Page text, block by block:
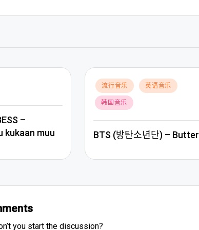
–
kukaan muu
Posted
in
流行音乐 英语音乐
韩国音乐
BTS (방탄소년단) – Butter
you start the discussion?